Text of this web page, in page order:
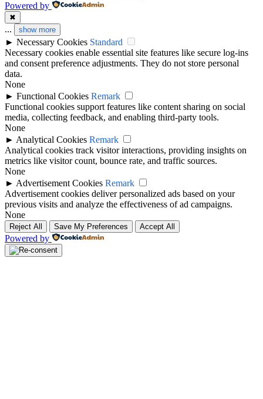
Up
Powered by
✖
... show more
► Necessary Cookies Standard
Necessary cookies enable essential site features like secure log-ins
and consent preference adjustments. They do not store personal
data.
None
► Functional Cookies Remark
Functional cookies support features like content sharing on social
media, collecting feedback, and enabling third-party tools.
None
► Analytical Cookies Remark
Analytical cookies track visitor interactions, providing insights on
metrics like visitor count, bounce rate, and traffic sources.
None
► Advertisement Cookies Remark
Advertisement cookies deliver personalized ads based on your
previous visits and analyze the effectiveness of ad campaigns.
None
Reject All Save My Preferences Accept All
Powered by